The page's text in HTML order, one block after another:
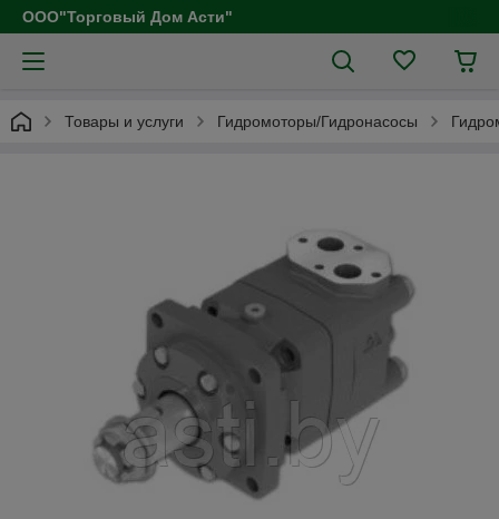
ООО"Торговый Дом Асти"
Товары и услуги Гидромоторы/Гидронасосы